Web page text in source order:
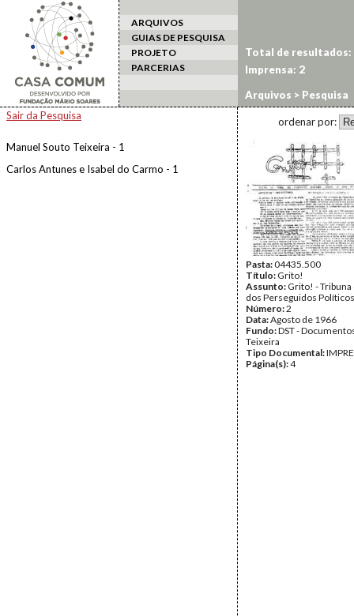
ARQUIVOS
GUIAS DE PESQUISA
PROJETO
PARCERIAS
Arquivos > Pesquisa
Sair da Pesquisa
Manuel Souto Teixeira - 1
Carlos Antunes e Isabel do Carmo - 1
Total de resultados:
Imprensa: 2
ordenar por:
Pasta:04435.500
Título: Grito!
Assunto: Grito! - Tribuna
dos Perseguidos Políticos
Número:2
Data:Agosto de 1966
Fundo:DST -
Teixeira
Tipo Documental:
Página(s):4